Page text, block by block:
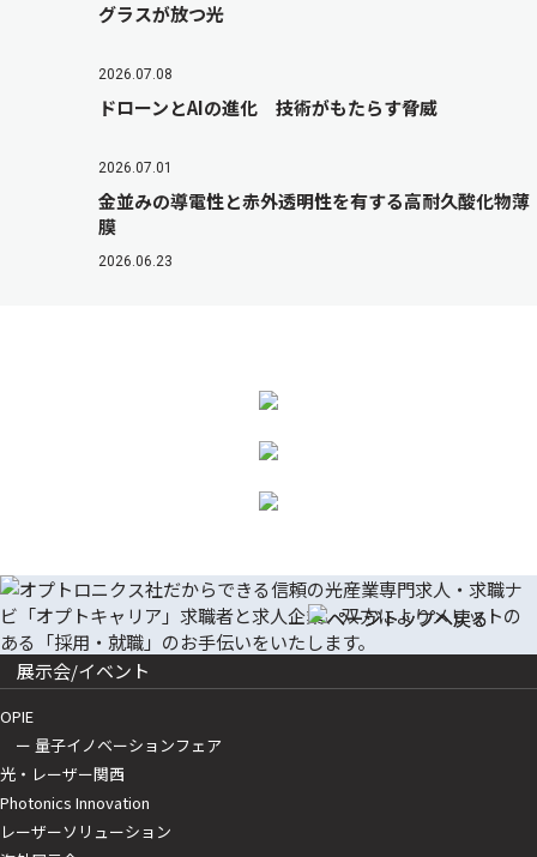
グラスが放つ光
2026.07.08
ドローンとAIの進化 技術がもたらす脅威
2026.07.01
金並みの導電性と赤外透明性を有する高耐久酸化物薄
膜
2026.06.23
展示会/イベント
OPIE
ー 量子イノベーションフェア
光・レーザー関西
Photonics Innovation
レーザーソリューション